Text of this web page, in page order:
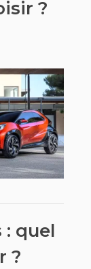
?
: quel
?